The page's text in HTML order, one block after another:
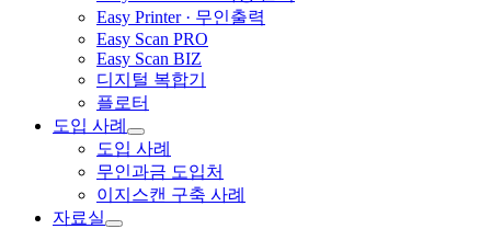
Easy Printer · 무인출력
Easy Scan PRO
Easy Scan BIZ
디지털 복합기
플로터
도입 사례
도입 사례
무인과금 도입처
이지스캔 구축 사례
자료실